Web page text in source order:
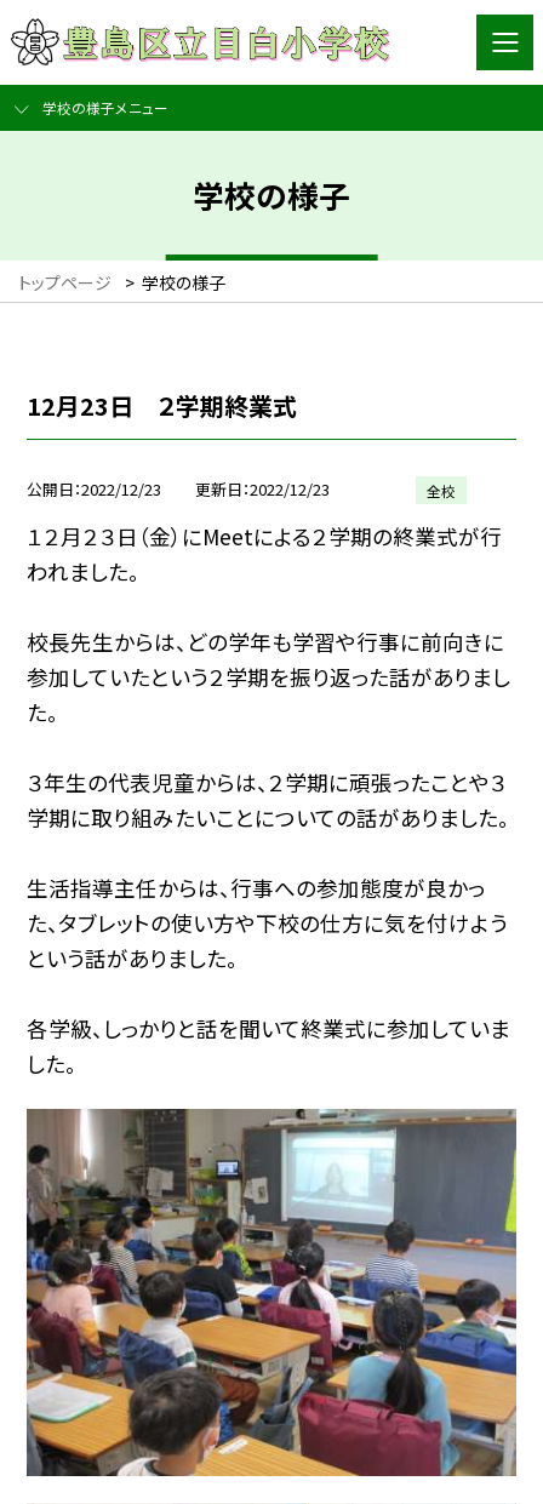
学校の様子メニュー
学校の様子
トップページ > 学校の様子
12月23日 ２学期終業式
公開日 2022/12/23 更新日 2022/12/23 全校
１２月２３日（金）にMeetによる２学期の終業式が行
われました。
校長先生からは、どの学年も学習や行事に前向きに
参加していたという２学期を振り返った話がありまし
た。
３年生の代表児童からは、２学期に頑張ったことや３
学期に取り組みたいことについての話がありました。
生活指導主任からは、行事への参加態度が良かっ
た、タブレットの使い方や下校の仕方に気を付けよう
という話がありました。
各学級、しっかりと話を聞いて終業式に参加していま
した。